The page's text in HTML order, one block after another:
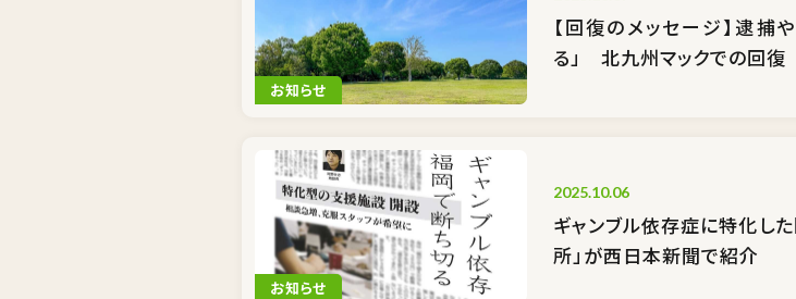
お知らせ
【回復のメッセージ】逮捕
る」 北九州マックでの回復
お知らせ
2025.10.06
ギャンブル依存症に特化し
所」が西日本新聞で紹介